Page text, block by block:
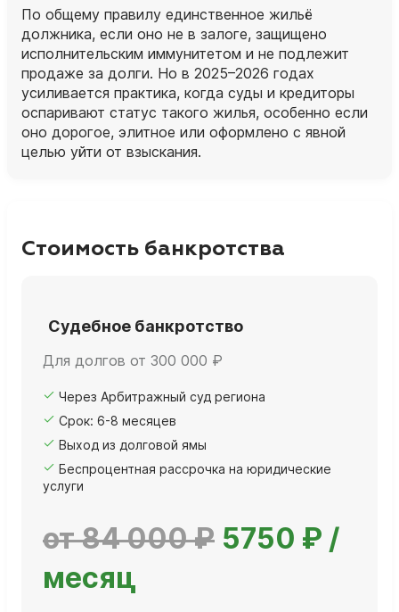
По общему правилу единственное жильё
должника, если оно не в залоге, защищено
исполнительским иммунитетом и не подлежит
продаже за долги. Но в 2025–2026 годах
усиливается практика, когда суды и кредиторы
оспаривают статус такого жилья, особенно если
оно дорогое, элитное или оформлено с явной
целью уйти от взыскания.
Стоимость банкротства
Судебное банкротство
Для долгов от 300 000 ₽
Через Арбитражный суд региона
Срок: 6-8 месяцев
Выход из долговой ямы
Беспроцентная рассрочка на юридические
услуги
от 84 000 ₽ 5750 ₽ /
месяц